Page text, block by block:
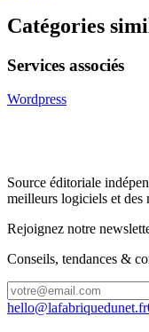
Catégories
Services associés
Wordpress
Source éditoriale
meilleurs logiciels et des
Rejoignez notre
Conseils, tendances &
hello@lafabriquedunet.fr